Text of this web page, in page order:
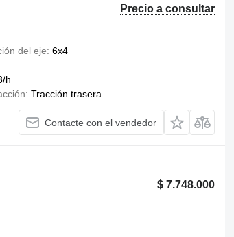
Precio a consultar
del eje 6x4
h
Tracción trasera
Contacte con el vendedor
$ 7.748.000